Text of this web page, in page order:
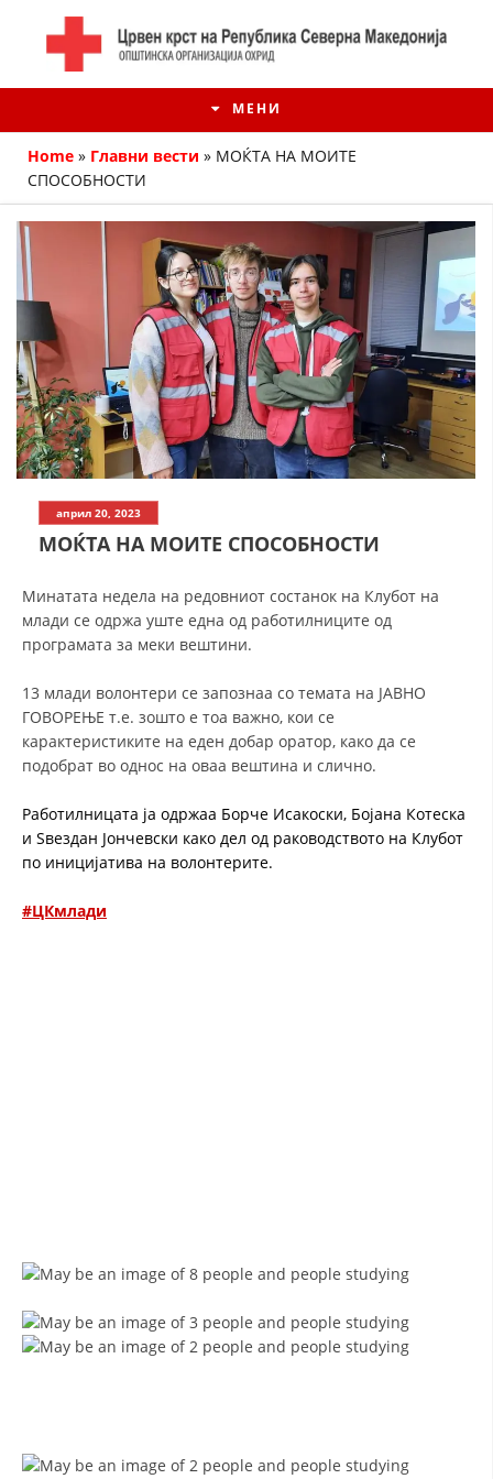
МЕНИ
ИСТОРИЈАТ НА ЦКРМ
ИСТОРИЈАТ НА ДВИЖЕЊЕТО
СТРУКТУРА НА ОРГАНИЗАЦИЈАТА
КОНТАКТ ИНФОРМАЦИИ
СТАТУТ НА ЦКРМ
ОРГАНИЗАЦИЈА И РАЗВОЈ
ПОДГОТВЕНОСТ И ДЕЈСТВО ПРИ КАТАСТРОФИ
ПРОЕКТИ – ПОДГОТВЕНОСТ И ДЕЈСТВУВАЊЕ ПРИ КАТАСТРОФИ
МЕЃУНАРОДНА СОРАБОТКА
Home » Главни вести » МОЌТА НА МОИТЕ
СПОСОБНОСТИ
април 20, 2023
МОЌТА НА МОИТЕ СПОСОБНОСТИ
Минатата недела на редовниот состанок на Клубот на
млади се одржа уште една од работилниците од
програмата за меки вештини.
13 млади волонтери се запознаа со темата на ЈАВНО
ГОВОРЕЊЕ т.е. зошто е тоа важно, кои се
карактеристиките на еден добар оратор, како да се
подобрат во однос на оваа вештина и слично.
Работилницата ја одржаа Борче Исакоски, Бојана Котеска
и Ѕвездан Јончевски како дел од раководството на Клубот
по иницијатива на волонтерите.
#ЦКмлади